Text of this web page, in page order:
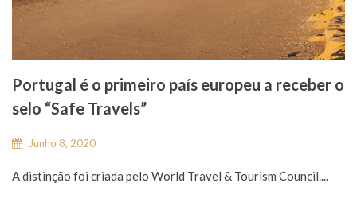
Portugal é o primeiro país europeu a receber o
selo “Safe Travels”
Junho 8, 2020
A distinção foi criada pelo World Travel & Tourism Council....